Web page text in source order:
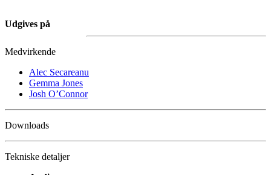
Udgives på
Medvirkende
Alec Secareanu
Gemma Jones
Josh O’Connor
Downloads
Tekniske detaljer